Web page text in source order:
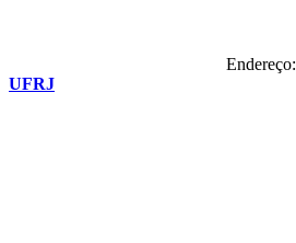
UFRJ